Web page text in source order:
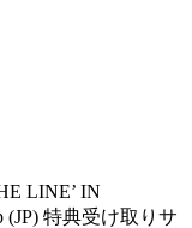
LINE’ IN
(JP) 特典受け取りサ